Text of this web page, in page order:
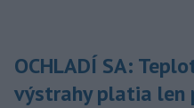
OCHLADÍ SA:
výstrahy platia len